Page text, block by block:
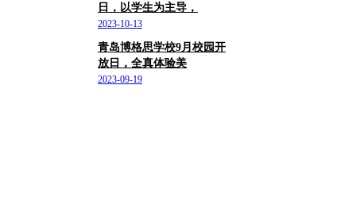
日，以学生为主导，
2023-10-13
青岛博格思学校9月校园开
放日，全真体验美
2023-09-19